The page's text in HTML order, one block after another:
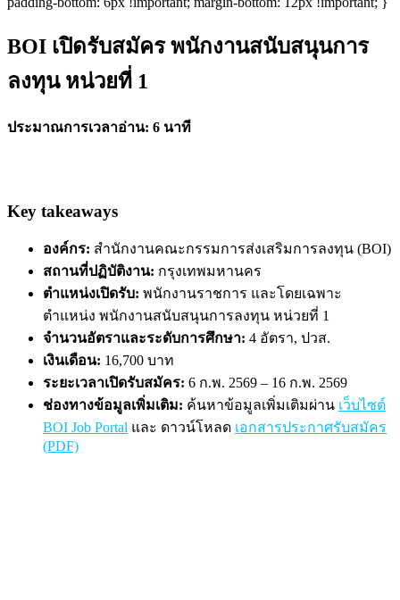
BOI เปิดรับสมัคร พนักงานสนับสนุนการ
ลงทุน หน่วยที่ 1
ประมาณการเวลาอ่าน: 6 นาที
Key takeaways
องค์กร: สำนักงานคณะกรรมการส่งเสริมการลงทุน (BOI)
สถานที่ปฏิบัติงาน: กรุงเทพมหานคร
ตำแหน่งเปิดรับ: พนักงานราชการ และโดยเฉพาะ
ตำแหน่ง พนักงานสนับสนุนการลงทุน หน่วยที่ 1
จำนวนอัตราและระดับการศึกษา: 4 อัตรา, ปวส.
เงินเดือน: 16,700 บาท
ระยะเวลาเปิดรับสมัคร: 6 ก.พ. 2569 – 16 ก.พ. 2569
ช่องทางข้อมูลเพิ่มเติม: ค้นหาข้อมูลเพิ่มเติมผ่าน เว็บไซต์
BOI Job Portal และ ดาวน์โหลด เอกสารประกาศรับสมัคร
(PDF)